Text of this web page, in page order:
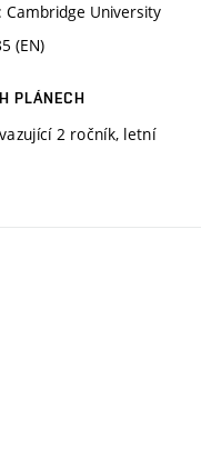
University
(EN)
PLÁNECH
2 ročník, letní